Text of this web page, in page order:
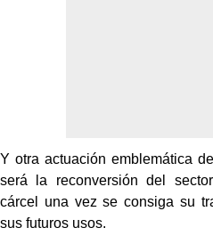
Y otra actuación emblemática
será la reconversión del
cárcel una vez se consiga su
sus futuros usos.